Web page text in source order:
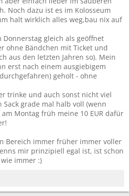
Noch dazu ist es im Kolosseum
halt wirklich alles weg,bau nix auf
Donnerstag gleich als geöffnet
ohne Bändchen mit Ticket und
aus den letzten Jahren so). Mein
erst nach einem ausgiebigem
geholt - ohne
trinke und auch sonst nicht viel
grade mal halb voll (wenn
Montag früh meine 10 EUR dafür
Bereich immer früher immer voller
mir prinzipiell egal ist, ist schon
immer :)